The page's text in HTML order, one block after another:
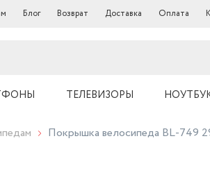
Блог Возврат Доставка Оплата
ТЕЛЕВИЗОРЫ
Покрышка велосипеда BL-749